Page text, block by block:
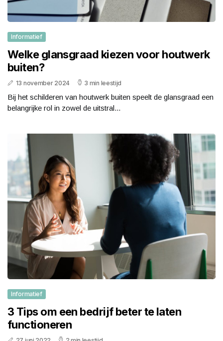
Informatief
Welke glansgraad kiezen voor houtwerk
buiten?
13 november 2024 3 min leestijd
Bij het schilderen van houtwerk buiten speelt de glansgraad een
belangrijke rol in zowel de uitstral...
Informatief
3 Tips om een bedrijf beter te laten
functioneren